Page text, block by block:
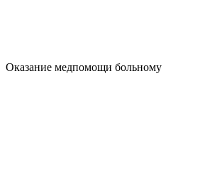
Оказание медпомощи больному